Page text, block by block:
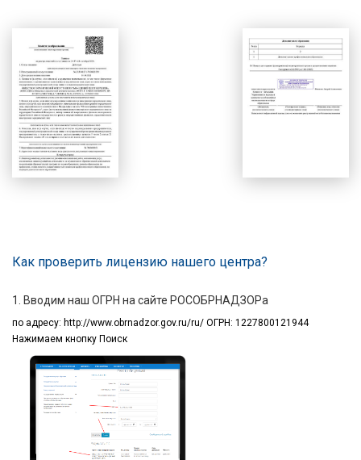
Как проверить лицензию нашего центра?
1. Вводим наш ОГРН на сайте РОСОБРНАДЗОРа
по адресу: http://www.obrnadzor.gov.ru/ru/ ОГРН: 1227800121944
Нажимаем кнопку Поиск